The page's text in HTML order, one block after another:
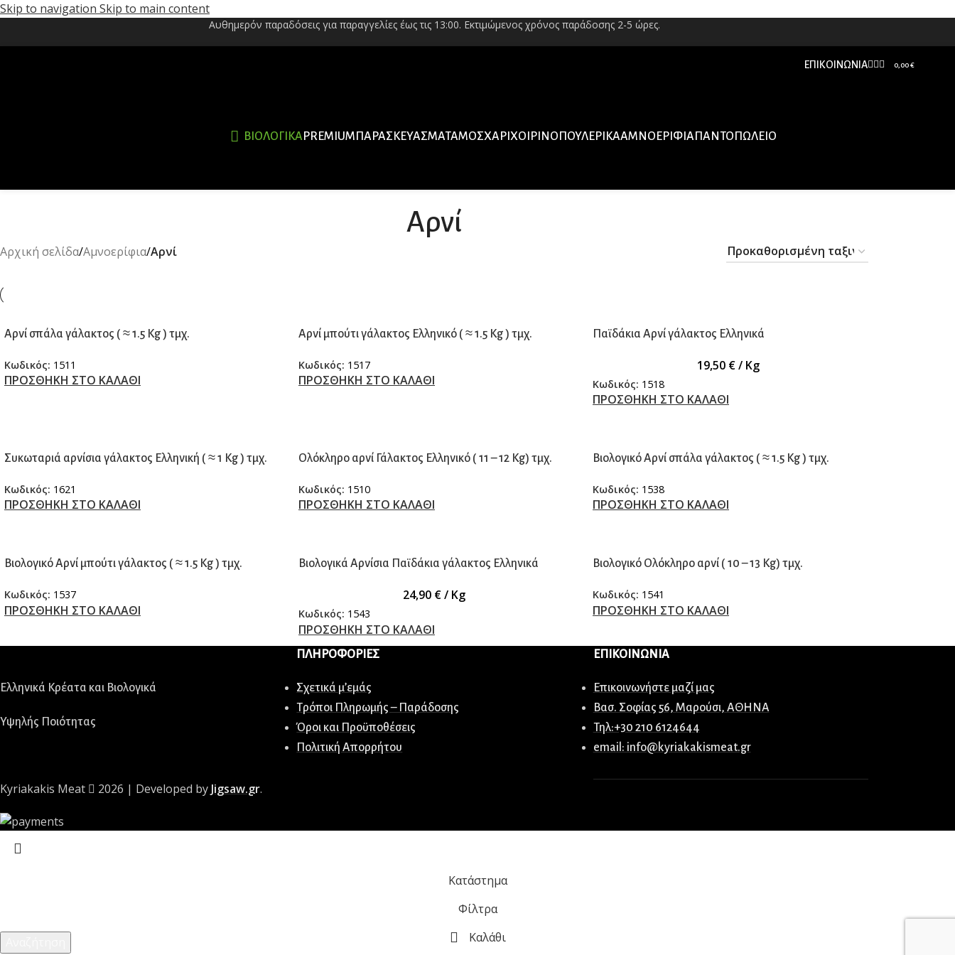
Skip to navigation Skip to main content
Αυθημερόν παραδόσεις για παραγγελίες έως τις 13:00. Εκτιμώμενος χρόνος παράδοσης 2-5 ώρες.
ΕΠΙΚΟΙΝΩΝΊΑ 0,00€
ΒΙΟΛΟΓΙΚΆ PREMIUM ΠΑΡΑΣΚΕΥΆΣΜΑΤΑΜΟΣΧΆΡΙ ΧΟΙΡΙΝΌ ΠΟΥΛΕΡΙΚΆΑΜΝΟΕΡΊΦΙΑ ΠΑΝΤΟΠΩΛΕΊΟ
Αρνί
Αρχική σελίδα/Αμνοερίφια/Αρνί
Αρνί σπάλα γάλακτος ( ≈ 1.5 Kg ) τμχ.
Κωδικός: 1511
ΠΡΟΣΘΗΚΗ ΣΤΟ ΚΑΛΑΘΙ
Αρνί μπούτι γάλακτος Ελληνικό ( ≈ 1.5 Kg ) τμχ.
Κωδικός: 1517
ΠΡΟΣΘΗΚΗ ΣΤΟ ΚΑΛΑΘΙ
Παϊδάκια Αρνί γάλακτος Ελληνικά
19,50 €/ Kg
Κωδικός: 1518
ΠΡΟΣΘΗΚΗ ΣΤΟ ΚΑΛΑΘΙ
Συκωταριά αρνίσια γάλακτος Ελληνική ( ≈ 1 Kg ) τμχ.
Κωδικός: 1621
ΠΡΟΣΘΗΚΗ ΣΤΟ ΚΑΛΑΘΙ
Ολόκληρο αρνί Γάλακτος Ελληνικό ( 11 – 12 Kg) τμχ.
Κωδικός: 1510
ΠΡΟΣΘΗΚΗ ΣΤΟ ΚΑΛΑΘΙ
Βιολογικό Αρνί σπάλα γάλακτος ( ≈ 1.5 Kg ) τμχ.
Κωδικός: 1538
ΠΡΟΣΘΗΚΗ ΣΤΟ ΚΑΛΑΘΙ
Βιολογικό Αρνί μπούτι γάλακτος ( ≈ 1.5 Kg ) τμχ.
Κωδικός: 1537
ΠΡΟΣΘΗΚΗ ΣΤΟ ΚΑΛΑΘΙ
Βιολογικά Αρνίσια Παϊδάκια γάλακτος Ελληνικά
24,90 €/ Kg
Κωδικός: 1543
ΠΡΟΣΘΗΚΗ ΣΤΟ ΚΑΛΑΘΙ
Βιολογικό Ολόκληρο αρνί ( 10 – 13 Kg) τμχ.
Κωδικός: 1541
ΠΡΟΣΘΗΚΗ ΣΤΟ ΚΑΛΑΘΙ
Ελληνικά Κρέατα και Βιολογικά
Υψηλής Ποιότητας
ΠΛΗΡΟΦΟΡΙΕΣ
Σχετικά μ’εμάς
Τρόποι Πληρωμής – Παράδοσης
Όροι και Προϋποθέσεις
Πολιτική Απορρήτου
ΕΠΙΚΟΙΝΩΝΙΑ
Επικοινωνήστε μαζί μας
Βασ. Σοφίας 56, Μαρούσι, ΑΘΗΝΑ
Τηλ:+30 210 6124644
email: info@kyriakakismeat.gr
Kyriakakis Meat 2026 | Developed by Jigsaw.gr.
Κατάστημα
Φίλτρα
Καλάθι